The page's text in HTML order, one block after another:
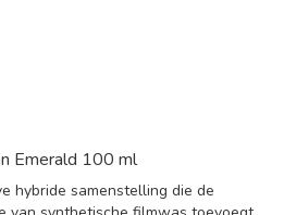
Emerald 100 ml
hybride samenstelling die de